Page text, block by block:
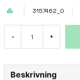
3157462_0
- +
Beskrivning